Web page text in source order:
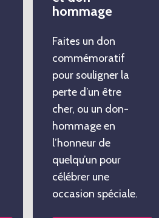
hommage
Faites un don
commémoratif
pour souligner la
perte d’un être
cher, ou un don-
hommage en
l’honneur de
quelqu’un pour
célébrer une
occasion spéciale.